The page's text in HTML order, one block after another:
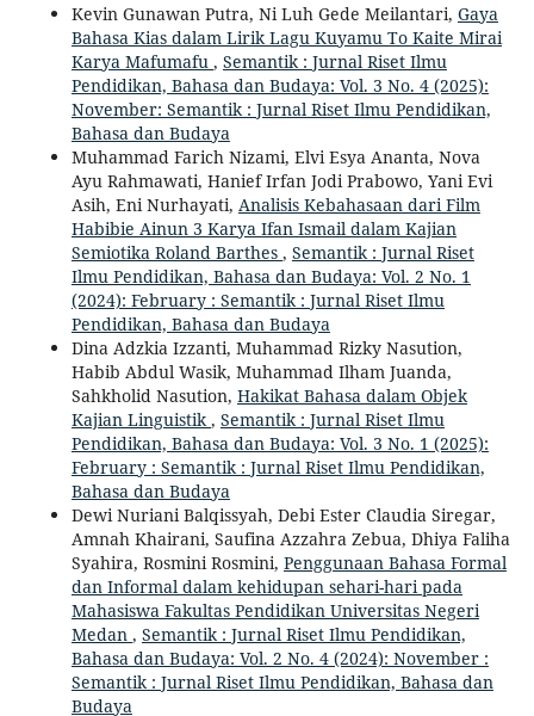
Kevin Gunawan Putra, Ni Luh Gede Meilantari, Gaya
Bahasa Kias dalam Lirik Lagu Kuyamu To Kaite Mirai
Karya Mafumafu , Semantik : Jurnal Riset Ilmu
Pendidikan, Bahasa dan Budaya: Vol. 3 No. 4 (2025):
November: Semantik : Jurnal Riset Ilmu Pendidikan,
Bahasa dan Budaya
Muhammad Farich Nizami, Elvi Esya Ananta, Nova
Ayu Rahmawati, Hanief Irfan Jodi Prabowo, Yani Evi
Asih, Eni Nurhayati, Analisis Kebahasaan dari Film
Habibie Ainun 3 Karya Ifan Ismail dalam Kajian
Semiotika Roland Barthes , Semantik : Jurnal Riset
Ilmu Pendidikan, Bahasa dan Budaya: Vol. 2 No. 1
(2024): February : Semantik : Jurnal Riset Ilmu
Pendidikan, Bahasa dan Budaya
Dina Adzkia Izzanti, Muhammad Rizky Nasution,
Habib Abdul Wasik, Muhammad Ilham Juanda,
Sahkholid Nasution, Hakikat Bahasa dalam Objek
Kajian Linguistik , Semantik : Jurnal Riset Ilmu
Pendidikan, Bahasa dan Budaya: Vol. 3 No. 1 (2025):
February : Semantik : Jurnal Riset Ilmu Pendidikan,
Bahasa dan Budaya
Dewi Nuriani Balqissyah, Debi Ester Claudia Siregar,
Amnah Khairani, Saufina Azzahra Zebua, Dhiya Faliha
Syahira, Rosmini Rosmini, Penggunaan Bahasa Formal
dan Informal dalam kehidupan sehari-hari pada
Mahasiswa Fakultas Pendidikan Universitas Negeri
Medan , Semantik : Jurnal Riset Ilmu Pendidikan,
Bahasa dan Budaya: Vol. 2 No. 4 (2024): November :
Semantik : Jurnal Riset Ilmu Pendidikan, Bahasa dan
Budaya